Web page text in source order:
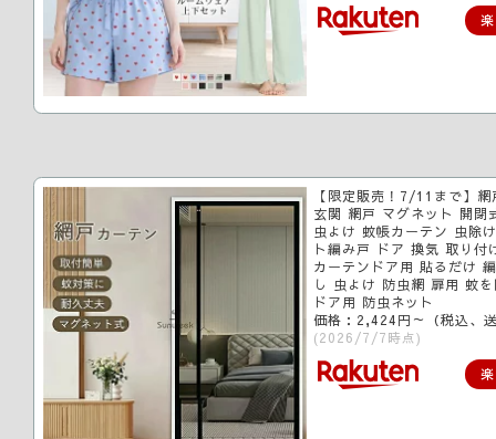
【限定販売！7/11まで】
玄関 網戸 マグネット 開閉
虫よけ 蚊帳カーテン 虫除
ト編み戸 ドア 換気 取り付
カーテンドア用 貼るだけ
し 虫よけ 防虫網 扉用 蚊
ドア用 防虫ネット
価格：2,424円～（税込、
(2026/7/7時点)